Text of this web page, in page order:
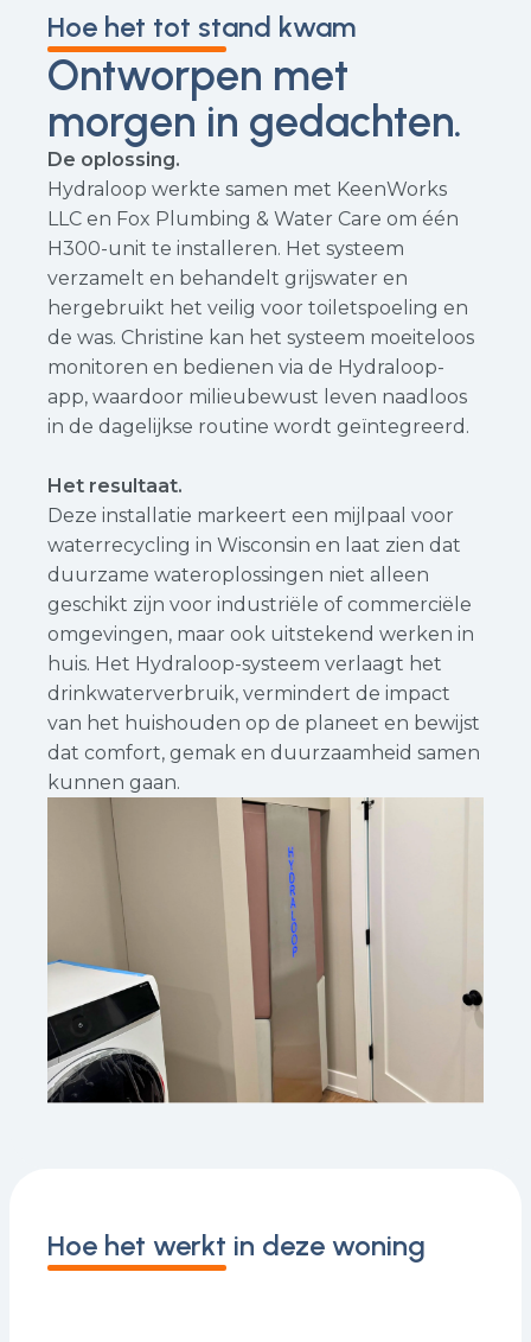
Hoe het tot stand kwam
Ontworpen met
morgen in gedachten.
De oplossing.
Hydraloop werkte samen met KeenWorks
LLC en Fox Plumbing & Water Care om één
H300-unit te installeren. Het systeem
verzamelt en behandelt grijswater en
hergebruikt het veilig voor toiletspoeling en
de was. Christine kan het systeem moeiteloos
monitoren en bedienen via de Hydraloop-
app, waardoor milieubewust leven naadloos
in de dagelijkse routine wordt geïntegreerd.
Het resultaat.
Deze installatie markeert een mijlpaal voor
waterrecycling in Wisconsin en laat zien dat
duurzame wateroplossingen niet alleen
geschikt zijn voor industriële of commerciële
omgevingen, maar ook uitstekend werken in
huis. Het Hydraloop-systeem verlaagt het
drinkwaterverbruik, vermindert de impact
van het huishouden op de planeet en bewijst
dat comfort, gemak en duurzaamheid samen
kunnen gaan.
Hoe het werkt in deze woning